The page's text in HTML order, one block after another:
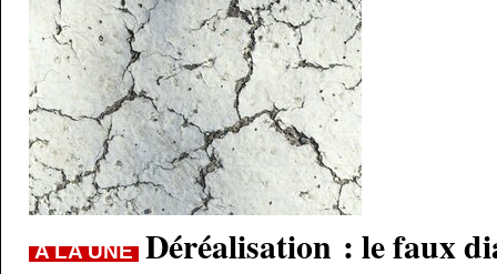
A LA UNE Déréalisation : le faux